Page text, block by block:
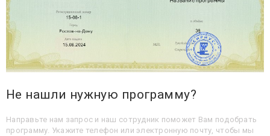
Не нашли нужную программу?
Направьте нам запрос и наш сотрудник поможет Вам подобрать
программу. Укажите телефон или электронную почту, чтобы мы